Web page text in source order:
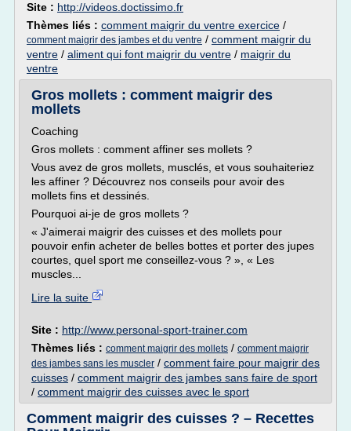
Site : http://videos.doctissimo.fr
Thèmes liés : comment maigrir du ventre exercice /
comment maigrir des jambes et du ventre / comment maigrir du
ventre / aliment qui font maigrir du ventre / maigrir du
ventre
Gros mollets : comment maigrir des
mollets
Coaching
Gros mollets : comment affiner ses mollets ?
Vous avez de gros mollets, musclés, et vous souhaiteriez
les affiner ? Découvrez nos conseils pour avoir des
mollets fins et dessinés.
Pourquoi ai-je de gros mollets ?
« J'aimerai maigrir des cuisses et des mollets pour
pouvoir enfin acheter de belles bottes et porter des jupes
courtes, quel sport me conseillez-vous ? », « Les
muscles...
Lire la suite
Site : http://www.personal-sport-trainer.com
Thèmes liés : comment maigrir des mollets / comment maigrir
des jambes sans les muscler / comment faire pour maigrir des
cuisses / comment maigrir des jambes sans faire de sport
/ comment maigrir des cuisses avec le sport
Comment maigrir des cuisses ? – Recettes